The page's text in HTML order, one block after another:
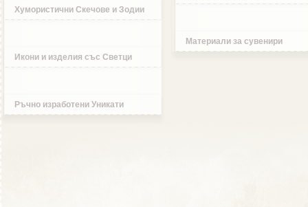
Хумористични Скечове и Зодии
Икони и изделия със Светци
Ръчно изработени Уникати
Материали за сувенири